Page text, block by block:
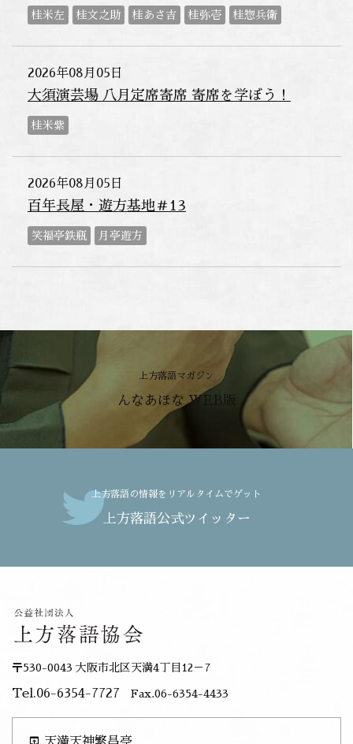
桂米左 桂文之助 桂あさ吉 桂弥壱 桂惣兵衛
2026年08月05日
大須演芸場 八月定席寄席 寄席を学ぼう！
桂米紫
2026年08月05日
百年長屋・遊方基地＃13
笑福亭鉄瓶 月亭遊方
上方落語マガジン
んなあほな WEB版
上方落語の情報をリアルタイムでゲット
上方落語公式ツイッター
〒530-0043 大阪市北区天満4丁目12－7
Tel.06-6354-7727 Fax.06-6354-4433
open_in_browser